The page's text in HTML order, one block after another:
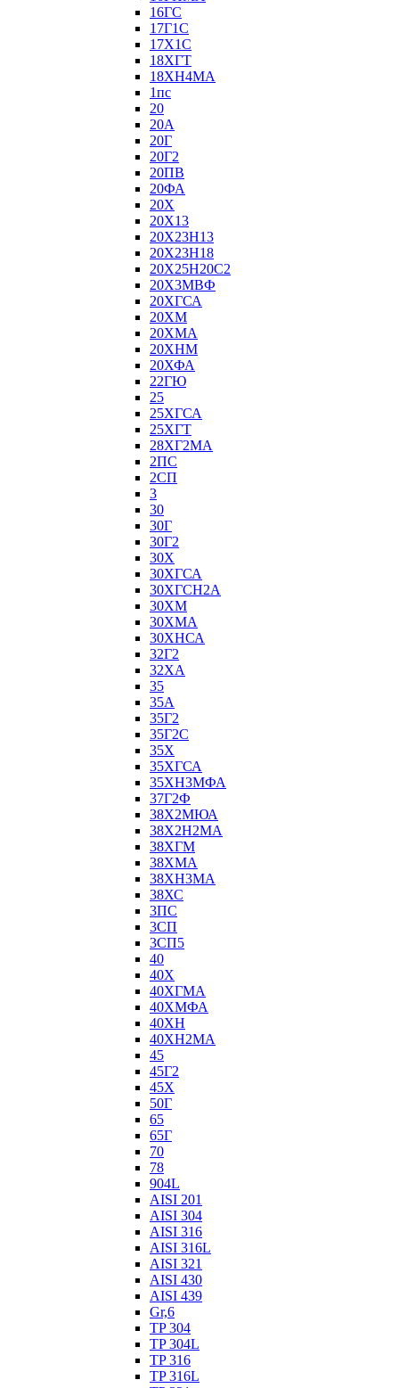
16ГС
17Г1С
17Х1С
18ХГТ
18ХН4МА
1пс
20
20А
20Г
20Г2
20ПВ
20ФА
20Х
20Х13
20Х23Н13
20Х23Н18
20Х25Н20С2
20Х3МВФ
20ХГСА
20ХМ
20ХМА
20ХНМ
20ХФА
22ГЮ
25
25ХГСА
25ХГТ
28ХГ2МА
2ПС
2СП
3
30
30Г
30Г2
30Х
30ХГСА
30ХГСН2А
30ХМ
30ХМА
30ХНСА
32Г2
32ХА
35
35А
35Г2
35Г2С
35Х
35ХГСА
35ХН3МФА
37Г2Ф
38Х2МЮА
38Х2Н2МА
38ХГМ
38ХМА
38ХН3МА
38ХС
3ПС
3СП
3СП5
40
40Х
40ХГМА
40ХМФА
40ХН
40ХН2МА
45
45Г2
45Х
50Г
65
65Г
70
78
904L
AISI 201
AISI 304
AISI 316
AISI 316L
AISI 321
AISI 430
AISI 439
Gr,6
TP 304
TP 304L
TP 316
TP 316L